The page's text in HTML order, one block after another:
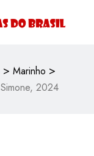
> Marinho >
Simone, 2024